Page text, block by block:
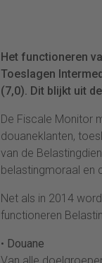
Het functioneren
Toeslagen
(7,0). Dit blijkt uit
De Fiscale Monitor
douaneklanten,
van de
belastingmoraal en
Net als in 2014
functioneren
• Douane